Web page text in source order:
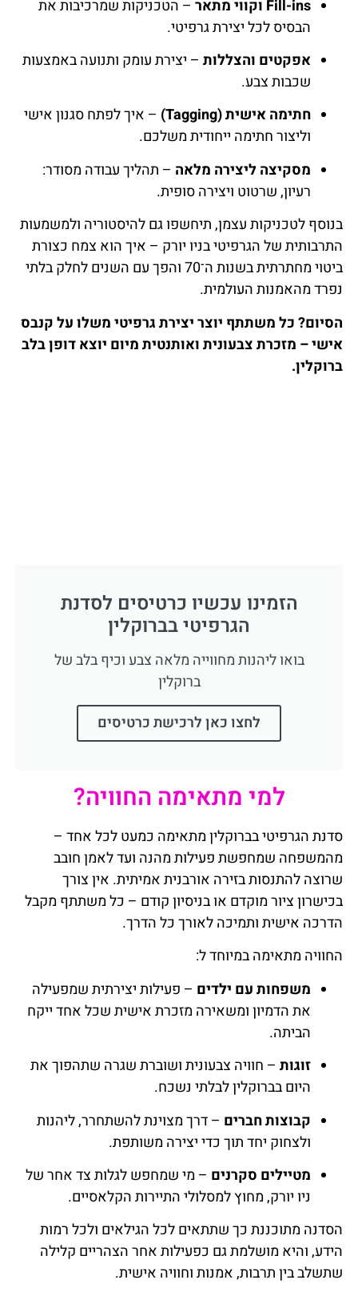
Fill-ins וקווי מתאר
– הטכניקות שמרכיבות את
הבסיס לכל יצירת גרפיטי.
אפקטים והצללות– יצירת עומק ותנועה באמצעות
שכבות צבע.
חתימה אישית (Tagging)
– איך לפתח סגנון אישי
וליצור חתימה ייחודית משלכם.
מסקיצה ליצירה מלאה – תהליך עבודה מסודר:
רעיון, שרטוט ויצירה סופית.
בנוסף לטכניקות עצמן, תיחשפו גם להיסטוריה ולמשמעות
התרבותית של הגרפיטי בניו יורק – איך הוא צמח כצורת
ביטוי מחתרתית בשנות ה־70 והפך עם השנים לחלק בלתי
נפרד מהאמנות העולמית.
הסיום? כל משתתף יוצר יצירת גרפיטי משלו על קנבס
אישי – מזכרת צבעונית ואותנטית מיום יוצא דופן בלב
ברוקלין.
הזמינו עכשיו כרטיסים לסדנת
הגרפיטי בברוקלין
בואו ליהנות מחווייה מלאה צבע וכיף בלב של
ברוקלין
לחצו כאן לרכישת כרטיסים
למי מתאימה החוויה?
סדנת הגרפיטי בברוקלין מתאימה כמעט לכל אחד –
מהמשפחה שמחפשת פעילות מהנה ועד לאמן חובב
שרוצה להתנסות בזירה אורבנית אמיתית. אין צורך
בכישרון ציור מוקדם או בניסיון קודם – כל משתתף מקבל
הדרכה אישית ותמיכה לאורך כל הדרך.
החוויה מתאימה במיוחד ל:
משפחות עם ילדים – פעילות יצירתית שמפעילה
את הדמיון ומשאירה מזכרת אישית שכל אחד ייקח
הביתה.
זוגות– חוויה צבעונית ושוברת שגרה שתהפוך את
היום בברוקלין לבלתי נשכח.
קבוצות חברים – דרך מצוינת להשתחרר, ליהנות
ולצחוק יחד תוך כדי יצירה משותפת.
מטיילים סקרנים – מי שמחפש לגלות צד אחר של
ניו יורק, מחוץ למסלולי התיירות הקלאסיים.
הסדנה מתוכננת כך שתתאים לכל הגילאים ולכל רמות
הידע, והיא מושלמת גם כפעילות אחר הצהריים קלילה
שתשלב בין תרבות, אמנות וחוויה אישית.